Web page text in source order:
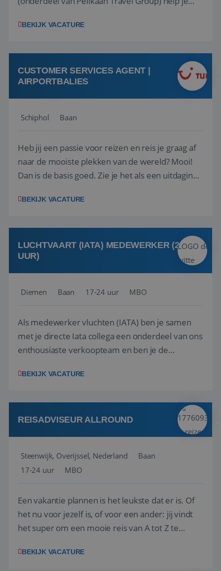
vinden. Samen maken we van elke reis een
hebt in de reisbranche of j...
BEKIJK VACATURE
CUSTOMER SERVICES AGENT |
AIRPORTBALIES
Schiphol Baan
Heb jij een passie voor reizen en reis je graag af
naar de mooiste plekken van de wereld? Mooi!
Dan is de basis goed. Zie je het als een uitdaging
het samenstellen en boeken van de perfecte
deze onderdelen zijn nu samen gevoegd...
BEKIJK VACATURE
LUCHTVAART (IATA) MEDEWERKER (24-32
UUR)
Diemen Baan 17-24 uur MBO
Als medewerker vluchten (IATA) ben je samen
met je directe Iata collega een onderdeel van ons
enthousiaste verkoopteam en ben je de
en tarieven waar je collega’s niet uitkomen.
kwaliteitsbewaking van alles wat met IATA te m...
BEKIJK VACATURE
REISADVISEUR ALLROUND
Steenwijk, Overijssel, Nederland
Baan
17-24 uur
MBO
Een vakantie plannen is het leukste dat er is. Of
het nu voor jezelf is, of voor een ander: jij vindt
het super om een mooie reis van A tot Z te
vakantiegangers de meest prachtige plekjes op
BEKIJK VACATURE